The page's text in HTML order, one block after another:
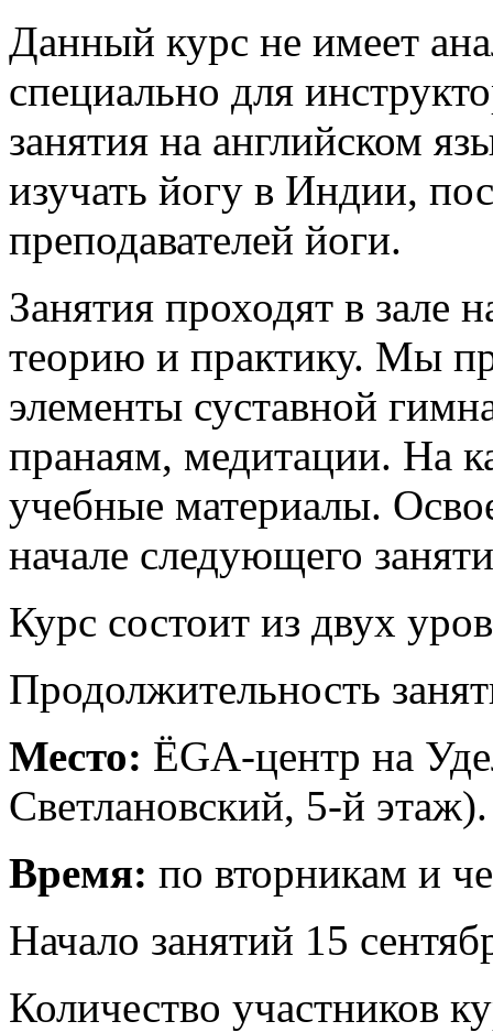
Данный курс не имеет
специально для
занятия на английском
изучать йогу в Индии,
преподавателей йоги.
Занятия проходят в зале
теорию и практику. Мы
элементы суставной
пранаям, медитации. На
учебные материалы.
начале следующего
Курс состоит из двух
Продолжительность
Место: ЁGA-центр на
Светлановский, 5-й этаж).
Время: по вторникам и
Начало занятий 15
Количество участников